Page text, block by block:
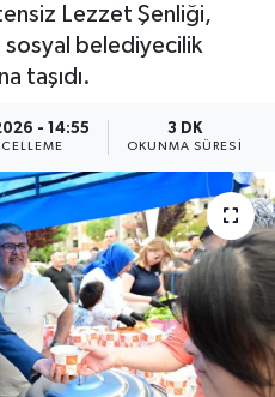
Lezzet Şenliği,
sosyal belediyecilik
taşıdı.
- 14:55 3 DK
OKUNMA SÜRESI